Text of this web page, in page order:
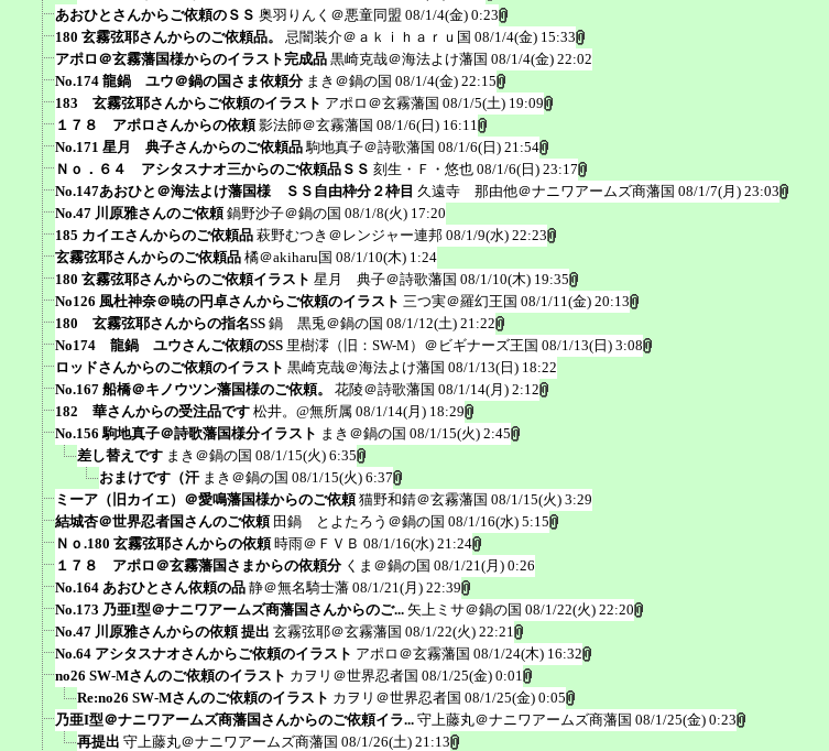
あおひとさんからご依頼のＳＳ 奥羽りんく＠悪童同盟 08/1/4(金) 0:23
180 玄霧弦耶さんからのご依頼品。
忌闇装介＠ａｋｉｈａｒｕ国 08/1/4(金) 15:33
アポロ＠玄霧藩国様からのイラスト完成品 黒崎克哉＠海法よけ藩国 08/1/4(金) 22:02
No.174 龍鍋 ユウ＠鍋の国さま依頼分 まき＠鍋の国 08/1/4(金) 22:15
183 玄霧弦耶さんからご依頼のイラスト アポロ＠玄霧藩国 08/1/5(土) 19:09
１７８ アポロさんからの依頼 影法師＠玄霧藩国 08/1/6(日) 16:11
No.171 星月 典子さんからのご依頼品 駒地真子＠詩歌藩国 08/1/6(日) 21:54
Ｎｏ．６４ アシタスナオ三からのご依頼品ＳＳ 刻生・Ｆ・悠也 08/1/6(日) 23:17
No.147あおひと＠海法よけ藩国様 ＳＳ自由枠分２枠目 久遠寺 那由他＠ナニワアームズ商藩国 08/1/7(月) 23:03
No.47 川原雅さんのご依頼 鍋野沙子＠鍋の国 08/1/8(火) 17:20
185 カイエさんからのご依頼品 萩野むつき＠レンジャー連邦 08/1/9(水) 22:23
玄霧弦耶さんからのご依頼品 橘＠akiharu国 08/1/10(木) 1:24
180 玄霧弦耶さんからのご依頼イラスト 星月 典子＠詩歌藩国 08/1/10(木) 19:35
No126 風杜神奈＠暁の円卓さんからご依頼のイラスト 三つ実＠羅幻王国 08/1/11(金) 20:13
180 玄霧弦耶さんからの指名SS 鍋 黒兎＠鍋の国 08/1/12(土) 21:22
No174 龍鍋 ユウさんご依頼のSS 里樹澪（旧：SW-M）＠ビギナーズ王国 08/1/13(日) 3:08
ロッドさんからのご依頼のイラスト 黒崎克哉＠海法よけ藩国 08/1/13(日) 18:22
No.167 船橋＠キノウツン藩国様のご依頼。
花陵＠詩歌藩国 08/1/14(月) 2:12
182 華さんからの受注品です 松井。@無所属 08/1/14(月) 18:29
No.156 駒地真子＠詩歌藩国様分イラスト まき＠鍋の国 08/1/15(火) 2:45
差し替えです まき＠鍋の国 08/1/15(火) 6:35
おまけです（汗 まき＠鍋の国 08/1/15(火) 6:37
ミーア（旧カイエ）＠愛鳴藩国様からのご依頼 猫野和錆＠玄霧藩国 08/1/15(火) 3:29
結城杏＠世界忍者国さんのご依頼 田鍋 とよたろう＠鍋の国 08/1/16(水) 5:15
Ｎｏ.180 玄霧弦耶さんからの依頼 時雨＠ＦＶＢ 08/1/16(水) 21:24
１７８ アポロ＠玄霧藩国さまからの依頼分 くま＠鍋の国 08/1/21(月) 0:26
No.164 あおひとさん依頼の品 静＠無名騎士藩 08/1/21(月) 22:39
No.173 乃亜I型＠ナニワアームズ商藩国さんからのご... 矢上ミサ＠鍋の国 08/1/22(火) 22:20
No.47 川原雅さんからの依頼 提出 玄霧弦耶＠玄霧藩国 08/1/22(火) 22:21
No.64 アシタスナオさんからご依頼のイラスト アポロ＠玄霧藩国 08/1/24(木) 16:32
no26 SW-Mさんのご依頼のイラスト カヲリ＠世界忍者国 08/1/25(金) 0:01
Re:no26 SW-Mさんのご依頼のイラスト カヲリ＠世界忍者国 08/1/25(金) 0:05
乃亜I型＠ナニワアームズ商藩国さんからのご依頼イラ... 守上藤丸＠ナニワアームズ商藩国 08/1/25(金) 0:23
再提出 守上藤丸＠ナニワアームズ商藩国 08/1/26(土) 21:13